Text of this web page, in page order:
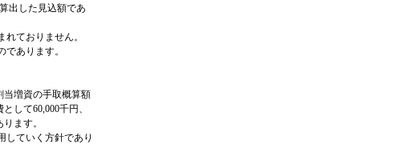
出した見込額であ
ておりません。
あります。
増資の手取概算額
して60,000千円、
ます。
していく方針であり